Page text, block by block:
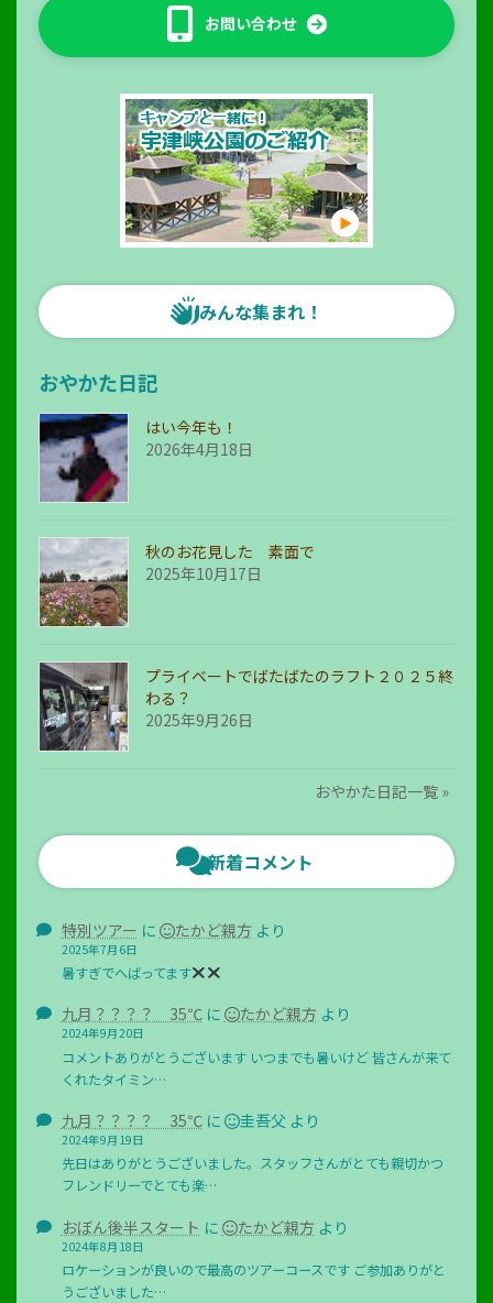
お問い合わせ
みんな集まれ！
おやかた日記
はい今年も！
2026年4月18日
秋のお花見した 素面で
2025年10月17日
プライベートでばたばたのラフト２０２５終
わる？
2025年9月26日
おやかた日記一覧 »
新着コメント
特別ツアー に たかど親方より
2025年7月6日
暑すぎでへばってます
九月？？？？ 35℃に たかど親方より
2024年9月20日
コメントありがとうございます いつまでも暑いけど 皆さんが来て
くれたタイミン…
九月？？？？ 35℃に 圭吾父 より
2024年9月19日
先日はありがとうございました。スタッフさんがとても親切かつ
フレンドリーでとても楽…
おぼん後半スタート に たかど親方より
2024年8月18日
ロケーションが良いので最高のツアーコースです ご参加ありがと
うございました…